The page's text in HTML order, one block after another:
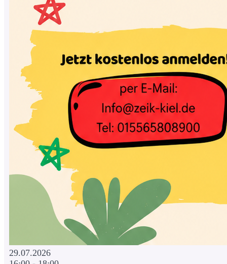
29.07.2026